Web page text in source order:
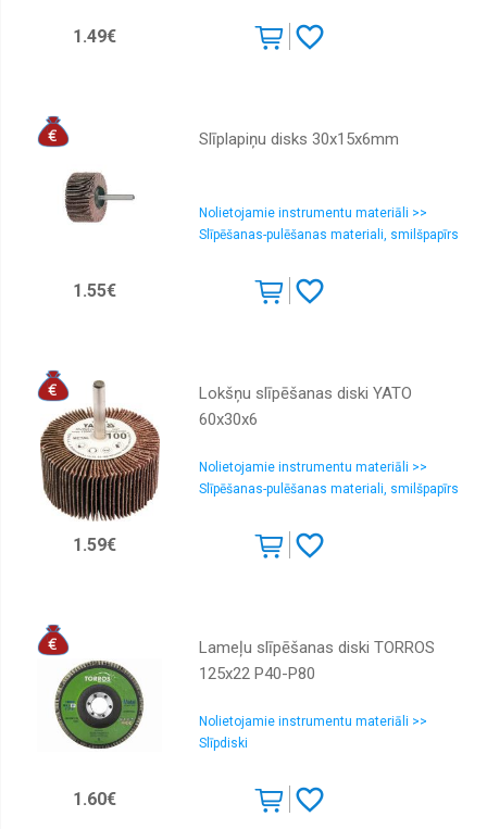
1.49€
Slīplapiņu disks 30x15x6mm
Nolietojamie instrumentu materiāli >>
Slīpēšanas-pulēšanas materiali, smilšpapīrs
1.55€
Lokšņu slīpēšanas diski YATO
60x30x6
Nolietojamie instrumentu materiāli >>
Slīpēšanas-pulēšanas materiali, smilšpapīrs
1.59€
Lameļu slīpēšanas diski TORROS
125x22 P40-P80
Nolietojamie instrumentu materiāli >>
Slīpdiski
1.60€